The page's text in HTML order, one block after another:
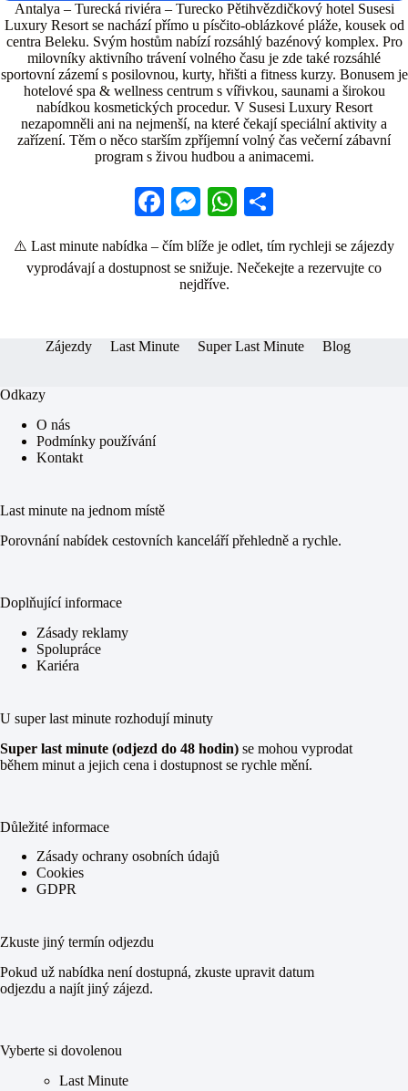
Antalya – Turecká riviéra – Turecko Pětihvězdičkový hotel Susesi
Luxury Resort se nachází přímo u písčito-oblázkové pláže, kousek od
centra Beleku. Svým hostům nabízí rozsáhlý bazénový komplex. Pro
milovníky aktivního trávení volného času je zde také rozsáhlé
sportovní zázemí s posilovnou, kurty, hřišti a fitness kurzy. Bonusem je
hotelové spa & wellness centrum s vířivkou, saunami a širokou
nabídkou kosmetických procedur. V Susesi Luxury Resort
nezapomněli ani na nejmenší, na které čekají speciální aktivity a
zařízení. Těm o něco starším zpříjemní volný čas večerní zábavní
program s živou hudbou a animacemi.
Fa
ce
bo
ok
M
es
se
ng
W
ts
ha
re
⚠️ Last minute nabídka – čím blíže je odlet, tím rychleji se zájezdy
vyprodávají a dostupnost se snižuje. Nečekejte a rezervujte co
nejdříve.
Zájezdy Last Minute Super Last Minute Blog
Odkazy
O nás
Podmínky používání
Kontakt
Last minute na jednom místě
Porovnání nabídek cestovních kanceláří přehledně a rychle.
Doplňující informace
Zásady reklamy
Spolupráce
Kariéra
U super last minute rozhodují minuty
Super last minute (odjezd do 48 hodin) se mohou vyprodat
během minut a jejich cena i dostupnost se rychle mění.
Důležité informace
Zásady ochrany osobních údajů
Cookies
GDPR
Zkuste jiný termín odjezdu
Pokud už nabídka není dostupná, zkuste upravit datum
odjezdu a najít jiný zájezd.
Vyberte si dovolenou
Last Minute